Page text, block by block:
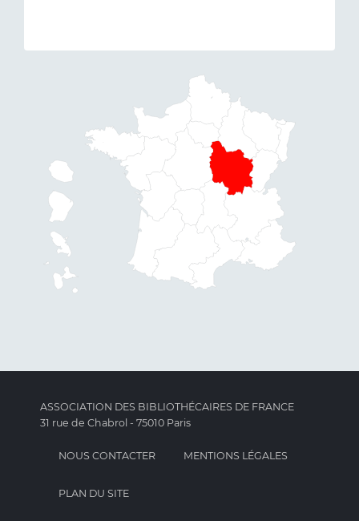
ASSOCIATION DES BIBLIOTHÉCAIRES DE FRANCE
31 rue de Chabrol - 75010 Paris
NOUS CONTACTER MENTIONS LÉGALES
PLAN DU SITE